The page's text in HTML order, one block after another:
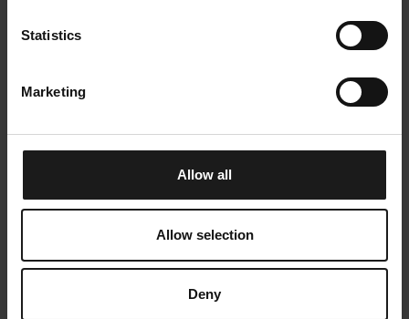
Statistics
Marketing
Allow all
Allow selection
Deny
Kempower Oyj –
Johdon liiketoimet –
Potestas Oy
16.12.2021 16:00:06 EET | Kempower Oyj |
Johtohenkilöiden liiketoimet
Johdon liiketoimet
Oy
Kempower Oyj – Johdon liiketoimet – Potestas Oy